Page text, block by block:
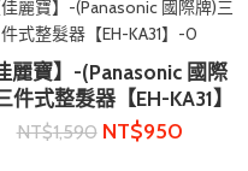
加入購物車
麗寶】-(Panasonic 國際
件式整髮器【EH-KA31】
NT$1,590 NT$950